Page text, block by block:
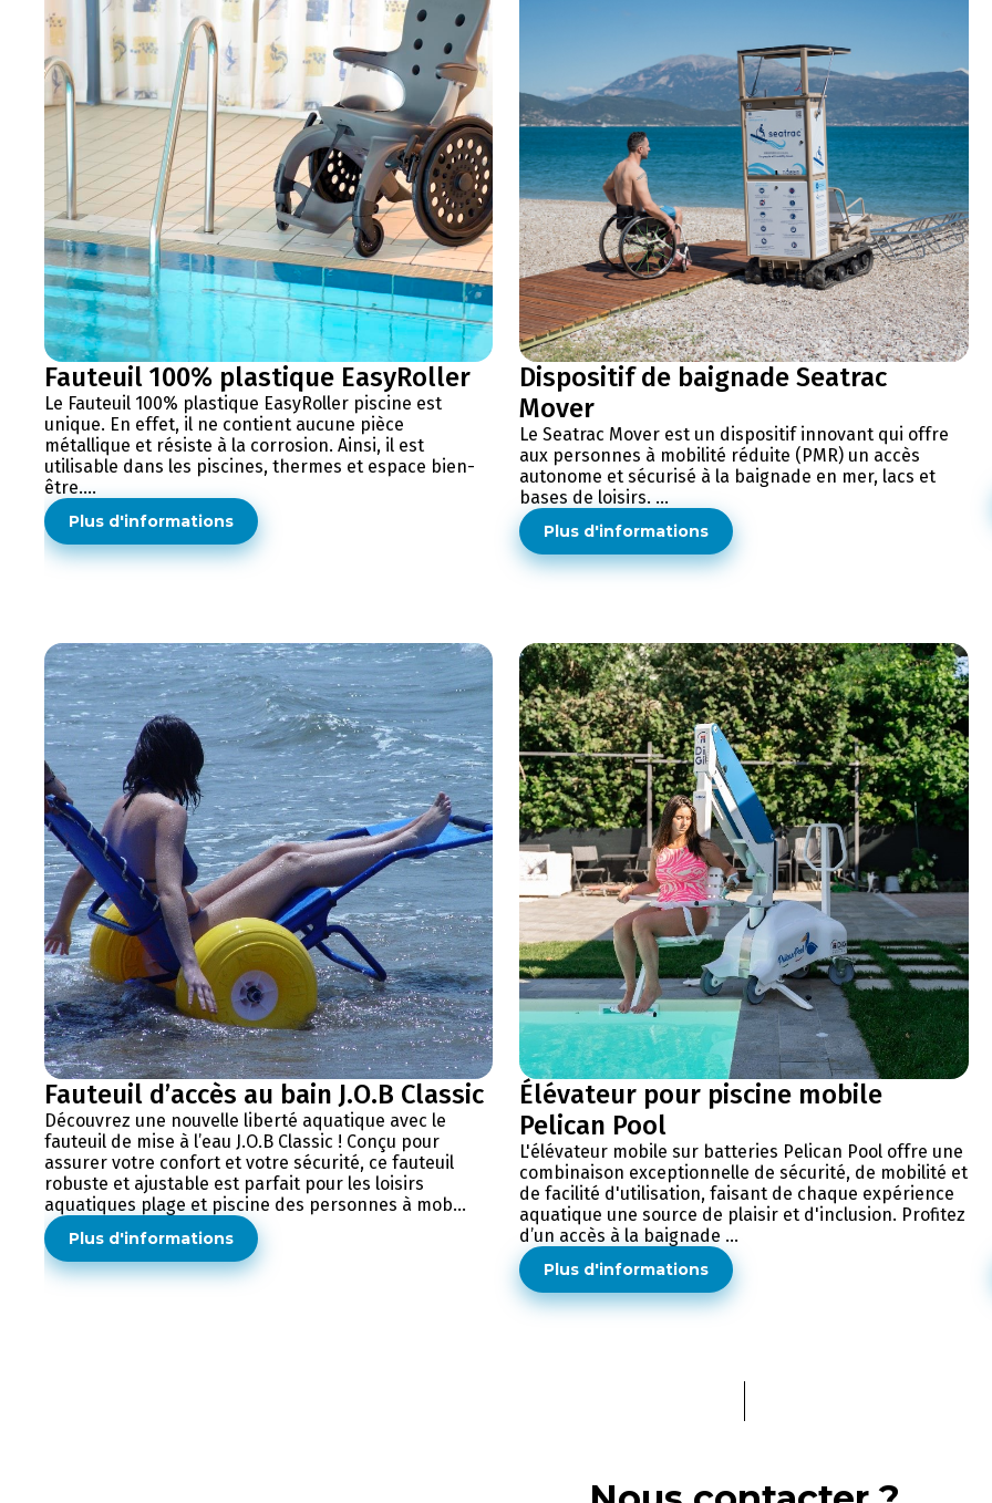
Fauteuil 100% plastique EasyRoller
Le Fauteuil 100% plastique EasyRoller piscine est
unique. En effet, il ne contient aucune pièce
métallique et résiste à la corrosion. Ainsi, il est
utilisable dans les piscines, thermes et espace bien-
être....
Plus d'informations
Dispositif de baignade Seatrac
Mover
Le Seatrac Mover est un dispositif innovant qui offre
aux personnes à mobilité réduite (PMR) un accès
autonome et sécurisé à la baignade en mer, lacs et
bases de loisirs. ...
Plus d'informations
Fauteuil d’accès au bain J.O.B Classic
Découvrez une nouvelle liberté aquatique avec le
fauteuil de mise à l’eau J.O.B Classic ! Conçu pour
assurer votre confort et votre sécurité, ce fauteuil
robuste et ajustable est parfait pour les loisirs
aquatiques plage et piscine des personnes à mob...
Plus d'informations
Élévateur pour piscine mobile
Pelican Pool
L'élévateur mobile sur batteries Pelican Pool offre une
combinaison exceptionnelle de sécurité, de mobilité et
de facilité d'utilisation, faisant de chaque expérience
aquatique une source de plaisir et d'inclusion. Profitez
d’un accès à la baignade ...
Plus d'informations